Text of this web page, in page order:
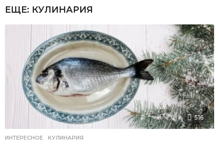
ЕЩЕ: КУЛИНАРИЯ
516
ИНТЕРЕСНОЕ ,КУЛИНАРИЯ